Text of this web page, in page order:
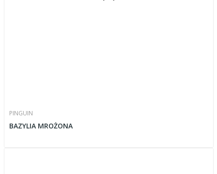
PINGUIN
BAZYLIA MROŻONA